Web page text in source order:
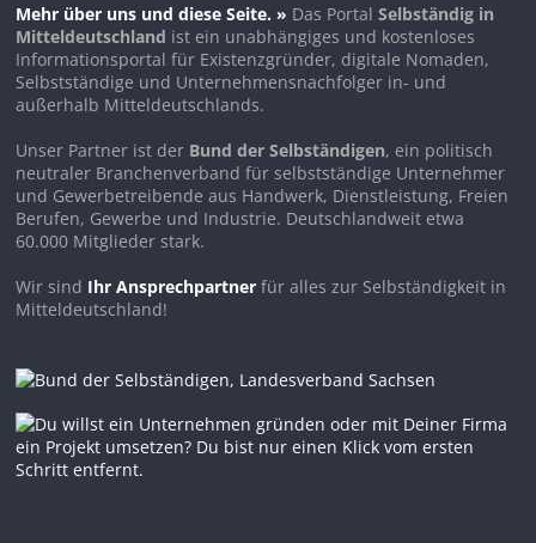
Mehr über uns und diese Seite. » Das PortalSelbständig in
Mitteldeutschland ist ein unabhängiges und kostenloses
Informationsportal für Existenzgründer, digitale Nomaden,
Selbstständige und Unternehmensnachfolger in- und
außerhalb Mitteldeutschlands.
Unser Partner ist der Bund der Selbständigen, ein politisch
neutraler Branchenverband für selbstständige Unternehmer
und Gewerbetreibende aus Handwerk, Dienstleistung, Freien
Berufen, Gewerbe und Industrie. Deutschlandweit etwa
60.000 Mitglieder stark.
Wir sind Ihr Ansprechpartner für alles zur Selbständigkeit in
Mitteldeutschland!